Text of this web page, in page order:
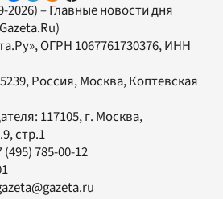
2026) – Главные новости дня
, ОГРН 1067761730376, ИНН
Россия, Москва, Коптевская
117105, г. Москва,
стр.1
(495) 785-00-12